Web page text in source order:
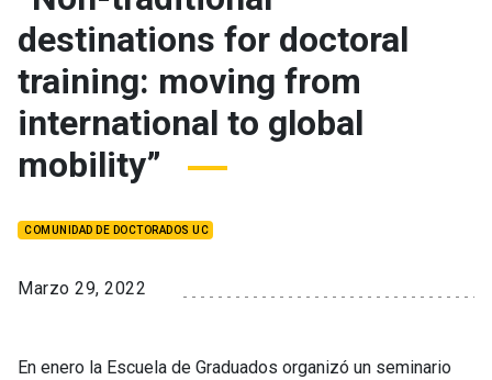
destinations for doctoral
training: moving from
international to global
mobility”
COMUNIDAD DE DOCTORADOS UC
Marzo 29, 2022
En enero la Escuela de Graduados organizó un seminario